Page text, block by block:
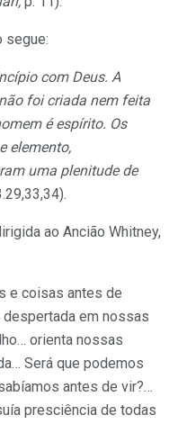
segue:
com Deus. A
foi criada nem feita
é espírito. Os
elemento,
uma plenitudede
ao Ancião Whitney,
e coisas antes de
em nossas
orienta nossas
Será que podemos
antes de vir?…
presciência de todas